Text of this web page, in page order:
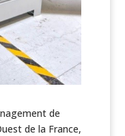
de
de la France,